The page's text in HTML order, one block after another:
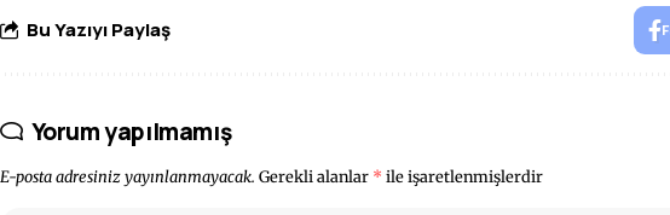
Bu Yazıyı Paylaş
Yorum yapılmamış
E-posta adresiniz yayınlanmayacak. Gerekli alanlar * ile işaretlenmişlerdir